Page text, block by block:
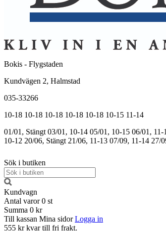
Bokis - Flygstaden
Kundvägen 2, Halmstad
035-33266
10-18 10-18 10-18 10-18 10-18 10-15 11-14
01/01, Stängt 03/01, 10-14 05/01, 10-15 06/01, 11-
10-12 20/06, Stängt 21/06, 11-13 07/09, 11-14 27/
Sök i butiken
Kundvagn
Antal varor 0 st
Summa 0 kr
Till kassan Mina sidor Logga in
555 kr kvar till fri frakt.